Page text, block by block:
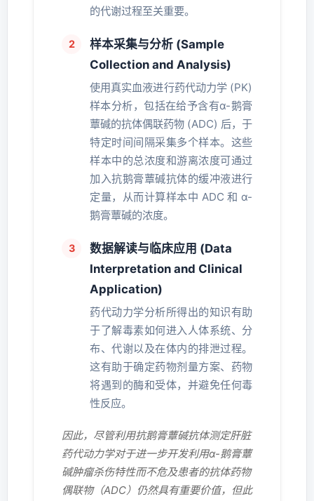
的代谢过程至关重要。
样本采集与分析 (Sample
Collection and Analysis)
使用真实血液进行药代动力学 (PK)
样本分析，包括在给予含有α-鹅膏
蕈碱的抗体偶联药物 (ADC) 后，于
特定时间间隔采集多个样本。这些
样本中的总浓度和游离浓度可通过
加入抗鹅膏蕈碱抗体的缓冲液进行
定量，从而计算样本中 ADC 和 α-
鹅膏蕈碱的浓度。
数据解读与临床应用 (Data
Interpretation and Clinical
Application)
药代动力学分析所得出的知识有助
于了解毒素如何进入人体系统、分
布、代谢以及在体内的排泄过程。
这有助于确定药物剂量方案、药物
将遇到的酶和受体，并避免任何毒
性反应。
因此，尽管利用抗鹅膏蕈碱抗体测定肝脏
药代动力学对于进一步开发利用α-鹅膏蕈
碱肿瘤杀伤特性而不危及患者的抗体药物
偶联物（ADC）仍然具有重要价值，但此